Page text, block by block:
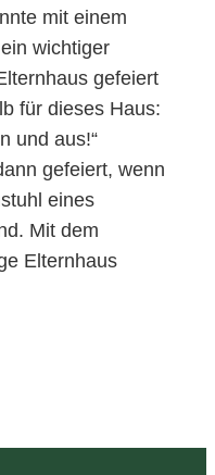
mit einem
wichtiger
gefeiert
für dieses Haus:
und aus!“
gefeiert, wenn
eines
Mit dem
Elternhaus